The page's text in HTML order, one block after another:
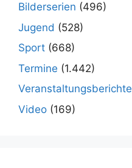
Bilderserien (496)
Jugend (528)
Sport (668)
Termine (1.442)
Veranstaltungsberichte
Video (169)